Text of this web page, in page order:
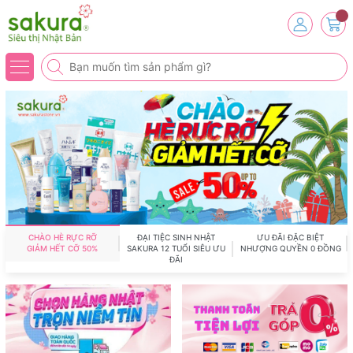
CHÀO HÈ RỰC RỠ
GIẢM HẾT CỠ 50%
ĐẠI TIỆC SINH NHẬT
SAKURA 12 TUỔI SIÊU ƯU
ĐÃI
ƯU ĐÃI ĐẶC BIỆT
NHƯỢNG QUYỀN 0 ĐỒNG